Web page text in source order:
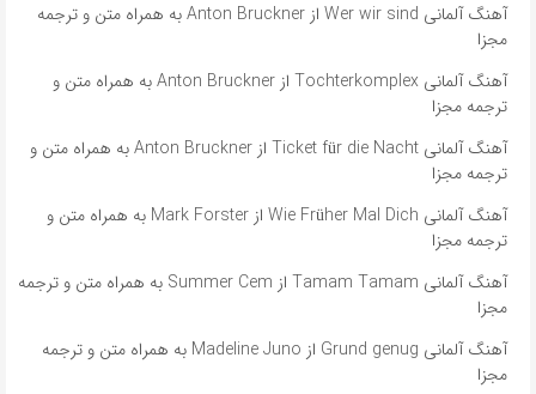
آهنگ آلمانی Wer wir sind از Anton Bruckner به همراه متن و ترجمه
مجزا
آهنگ آلمانی Tochterkomplex از Anton Bruckner به همراه متن و
ترجمه مجزا
آهنگ آلمانی Ticket für die Nacht از Anton Bruckner به همراه متن و
ترجمه مجزا
آهنگ آلمانی Wie Früher Mal Dich از Mark Forster به همراه متن و
ترجمه مجزا
آهنگ آلمانی ​​Tamam Tamam از Summer Cem به همراه متن و ترجمه
مجزا
آهنگ آلمانی ​​Grund genug از Madeline Juno به همراه متن و ترجمه
مجزا